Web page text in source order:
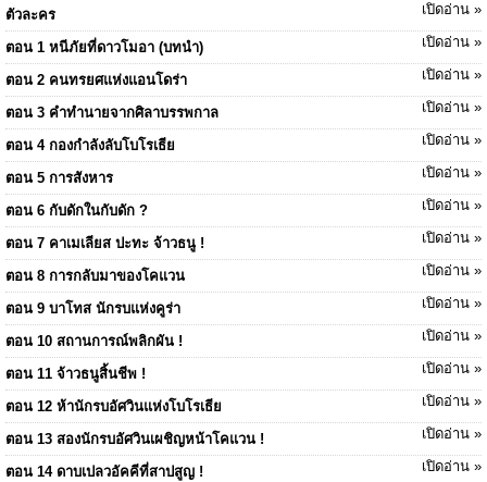
ตัวละคร
เปิดอ่าน »
ตอน 1 หนีภัยที่ดาวโมอา (บทนำ) เปิดอ่าน »
ตอน 2 คนทรยศแห่งแอนโดร่า เปิดอ่าน »
ตอน 3 คำทำนายจากศิลาบรรพกาล เปิดอ่าน »
ตอน 4 กองกำลังลับโบโรเธีย เปิดอ่าน »
ตอน 5 การสังหาร เปิดอ่าน »
ตอน 6 กับดักในกับดัก ? เปิดอ่าน »
ตอน 7 คาเมเลียส ปะทะ จ้าวธนู ! เปิดอ่าน »
ตอน 8 การกลับมาของโคแวน เปิดอ่าน »
ตอน 9 บาโทส นักรบแห่งคูร่า เปิดอ่าน »
ตอน 10 สถานการณ์พลิกผัน ! เปิดอ่าน »
ตอน 11 จ้าวธนูสิ้นชีพ ! เปิดอ่าน »
ตอน 12 ห้านักรบอัศวินแห่งโบโรเธีย เปิดอ่าน »
ตอน 13 สองนักรบอัศวินเผชิญหน้าโคแวน ! เปิดอ่าน »
ตอน 14 ดาบเปลวอัคคีที่สาปสูญ ! เปิดอ่าน »